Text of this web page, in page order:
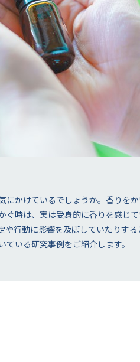
かけているでしょうか。香りを
ぐ時は、実は受身的に香りを感じ
行動に影響を及ぼしていたりする
いる研究事例をご紹介します。